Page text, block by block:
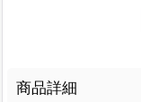
商品詳細